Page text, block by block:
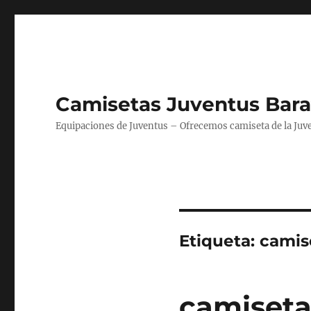
Camisetas Juventus
Equipaciones de Juventus – Ofrecemos camiseta de la
Etiqueta: